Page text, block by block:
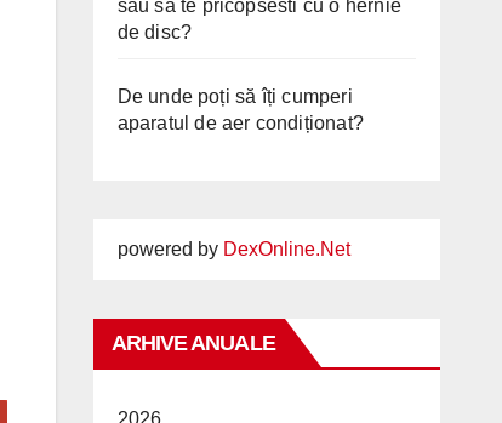
sau sa te pricopsesti cu o hernie
de disc?
De unde poți să îți cumperi
aparatul de aer condiționat?
powered by DexOnline.Net
ARHIVE ANUALE
2026